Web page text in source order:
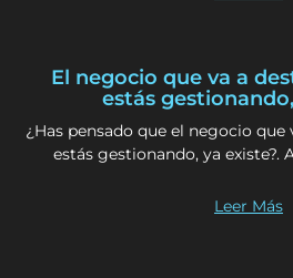
El negocio que va a
estás
¿Has pensado que el negocio
estás gestionando, ya existe?.
Leer Más